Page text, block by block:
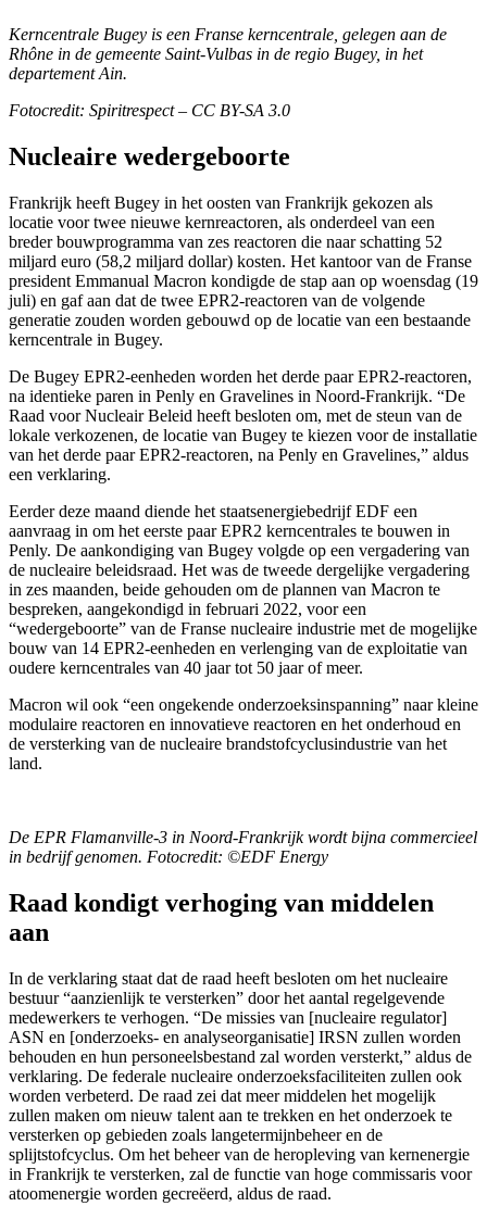
Kerncentrale Bugey is een Franse kerncentrale, gelegen aan de
Rhône in de gemeente Saint-Vulbas in de regio Bugey, in het
departement Ain.
Fotocredit: Spiritrespect – CC BY-SA 3.0
Nucleaire wedergeboorte
Frankrijk heeft Bugey in het oosten van Frankrijk gekozen als
locatie voor twee nieuwe kernreactoren, als onderdeel van een
breder bouwprogramma van zes reactoren die naar schatting 52
miljard euro (58,2 miljard dollar) kosten. Het kantoor van de Franse
president Emmanual Macron kondigde de stap aan op woensdag (19
juli) en gaf aan dat de twee EPR2-reactoren van de volgende
generatie zouden worden gebouwd op de locatie van een bestaande
kerncentrale in Bugey.
De Bugey EPR2-eenheden worden het derde paar EPR2-reactoren,
na identieke paren in Penly en Gravelines in Noord-Frankrijk. “De
Raad voor Nucleair Beleid heeft besloten om, met de steun van de
lokale verkozenen, de locatie van Bugey te kiezen voor de installatie
van het derde paar EPR2-reactoren, na Penly en Gravelines,” aldus
een verklaring.
Eerder deze maand diende het staatsenergiebedrijf EDF een
aanvraag in om het eerste paar EPR2 kerncentrales te bouwen in
Penly. De aankondiging van Bugey volgde op een vergadering van
de nucleaire beleidsraad. Het was de tweede dergelijke vergadering
in zes maanden, beide gehouden om de plannen van Macron te
bespreken, aangekondigd in februari 2022, voor een
“wedergeboorte” van de Franse nucleaire industrie met de mogelijke
bouw van 14 EPR2-eenheden en verlenging van de exploitatie van
oudere kerncentrales van 40 jaar tot 50 jaar of meer.
Macron wil ook “een ongekende onderzoeksinspanning” naar kleine
modulaire reactoren en innovatieve reactoren en het onderhoud en
de versterking van de nucleaire brandstofcyclusindustrie van het
land.
De EPR Flamanville-3 in Noord-Frankrijk wordt bijna commercieel
in bedrijf genomen. Fotocredit: ©EDF Energy
Raad kondigt verhoging van middelen
aan
In de verklaring staat dat de raad heeft besloten om het nucleaire
bestuur “aanzienlijk te versterken” door het aantal regelgevende
medewerkers te verhogen. “De missies van [nucleaire regulator]
ASN en [onderzoeks- en analyseorganisatie] IRSN zullen worden
behouden en hun personeelsbestand zal worden versterkt,” aldus de
verklaring. De federale nucleaire onderzoeksfaciliteiten zullen ook
worden verbeterd. De raad zei dat meer middelen het mogelijk
zullen maken om nieuw talent aan te trekken en het onderzoek te
versterken op gebieden zoals langetermijnbeheer en de
splijtstofcyclus. Om het beheer van de heropleving van kernenergie
in Frankrijk te versterken, zal de functie van hoge commissaris voor
atoomenergie worden gecreëerd, aldus de raad.